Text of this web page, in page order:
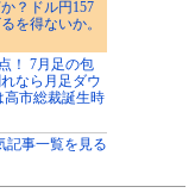
？ドル円157
を得ないか。
！ 7月足の包
なら月足ダウ
高市総裁誕生時
記事一覧を見る